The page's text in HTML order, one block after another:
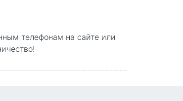
телефонам на сайте или